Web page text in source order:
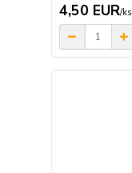
4,50 EUR/ks